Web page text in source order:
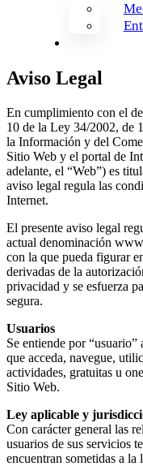
Aviso Legal
En cumplimiento con el
10 de la Ley 34/2002, de
la Información y del
Sitio Web y el portal de
adelante, el “Web”) es
aviso legal regula las
Internet.
El presente aviso legal
actual denominación
con la que pueda figurar
derivadas de la
privacidad y se esfuerza
segura.
Usuarios
Se entiende por
que acceda, navegue,
actividades, gratuitas u
Sitio Web.
Ley aplicable y
Con carácter general las
usuarios de sus servicios
encuentran sometidas a